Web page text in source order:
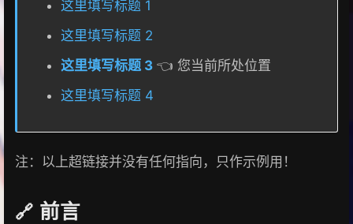
这里填写标题 1
这里填写标题 2
这里填写标题 3 👈 您当前所处位置
这里填写标题 4
注：以上超链接并没有任何指向，只作示例用！
前言